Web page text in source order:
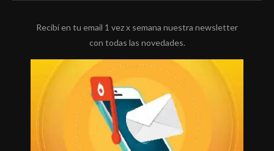
Recibí en tu email 1 vez x semana nuestra newsletter
con todas las novedades.